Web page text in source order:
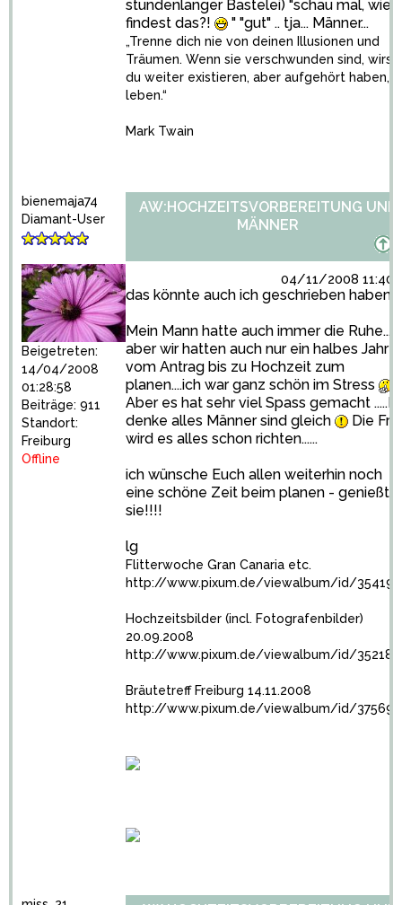
stundenlanger Bastelei) "schau mal, wie
findest das?!
" "gut" .. tja... Männer...
„Trenne dich nie von deinen Illusionen und
Träumen. Wenn sie verschwunden sind, wirst
du weiter existieren, aber aufgehört haben,
leben.“
Mark Twain
bienemaja74
Diamant-User
Beigetreten:
14/04/2008
01:28:58
Beiträge: 911
Standort:
Freiburg
Offline
AW:HOCHZEITSVORBEREITUNG UND
MÄNNER
04/11/2008
das könnte auch ich geschrieben haben
Mein Mann hatte auch immer die Ruhe...
aber wir hatten auch nur ein halbes Jahr
vom Antrag bis zu Hochzeit zum
planen....ich war ganz schön im Stress
Aber es hat sehr viel Spass gemacht
denke alles Männer sind gleich
Die
wird es alles schon richten......
ich wünsche Euch allen weiterhin noch
eine schöne Zeit beim planen - genießt
sie!!!!
lg
Flitterwoche Gran Canaria etc.
http://www.pixum.de/viewalbum/id/
Hochzeitsbilder (incl. Fotografenbilder)
20.09.2008
http://www.pixum.de/viewalbum/id/
Bräutetreff Freiburg 14.11.2008
http://www.pixum.de/viewalbum/id/